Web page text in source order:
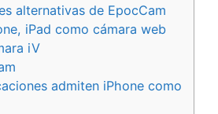
alternativas de EpocCam
iPad como cámara web
iV
admiten iPhone como